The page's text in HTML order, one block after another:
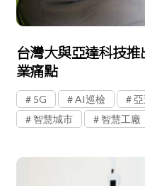
台灣大與亞達科技
業痛點
5G AI巡檢
智慧城市
智慧工廠